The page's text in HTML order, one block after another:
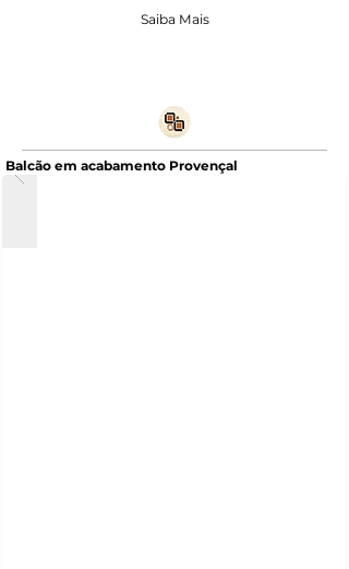
Saiba Mais
Balcão em acabamento Provençal